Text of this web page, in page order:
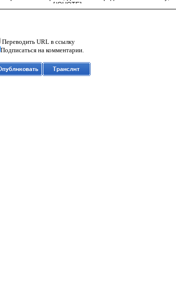
Переводить URL в ссылку
Подписаться на комментарии.